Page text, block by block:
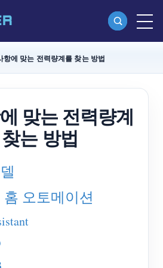
너지 계량기 (WEM3080)
너지 계량기 (WEM2067)
너지 계량기 (WEM3080T)
너지 계량기 (WEM3050T)
트롤러
Pro
비스
항에 맞는 전력량계를 찾는 방법
맞는 전력량계
는 방법
오토메이션